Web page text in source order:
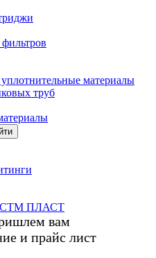
материалы
труб
СТМ ПЛАСТ
вам
и прайс лист